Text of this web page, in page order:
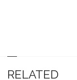
RELATED